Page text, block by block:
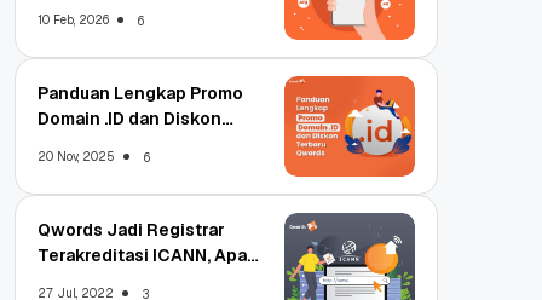
10 Feb, 2026 6
Panduan Lengkap Promo
Domain .ID dan Diskon
20 Nov, 2025 6
Qwords Jadi Registrar
Terakreditasi ICANN, Apa
27 Jul, 2022 3